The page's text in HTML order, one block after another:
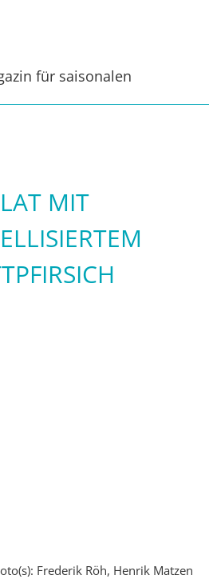
für saisonalen
MIT
Frederik Röh, Henrik Matzen